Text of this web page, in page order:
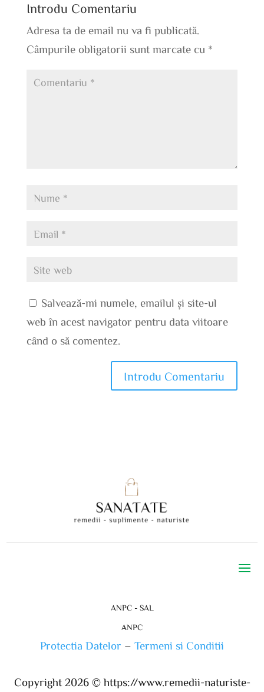
Introdu Comentariu
Adresa ta de email nu va fi publicată.
Câmpurile obligatorii sunt marcate cu *
Salvează-mi numele, emailul și site-ul
web în acest navigator pentru data viitoare
când o să comentez.
ANPC - SAL
ANPC
Protectia Datelor – Termeni si Conditii
Copyright 2026 ©https://www.remedii-naturiste-